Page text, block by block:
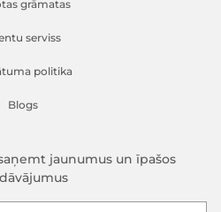
grāmatas
serviss
politika
Blogs
jaunumus un īpašos